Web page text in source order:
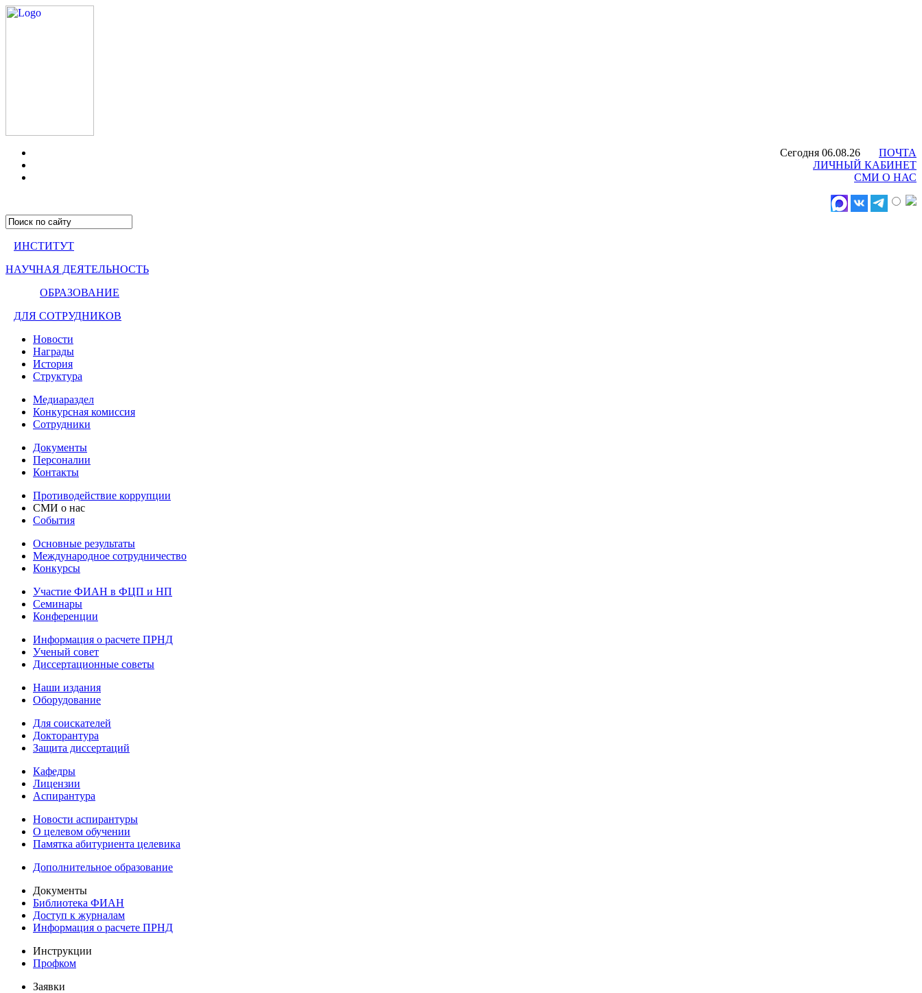
Сегодня 06.08.26
ПОЧТА
ЛИЧНЫЙ КАБИНЕТ
СМИ О НАС
ИНСТИТУТ
НАУЧНАЯ ДЕЯТЕЛЬНОСТЬ
ОБРАЗОВАНИЕ
ДЛЯ СОТРУДНИКОВ
Новости
Награды
История
Структура
Медиараздел
Конкурсная комиссия
Сотрудники
Документы
Персоналии
Контакты
Противодействие коррупции
СМИ о нас
События
Основные результаты
Международное сотрудничество
Конкурсы
Участие ФИАН в ФЦП и НП
Семинары
Конференции
Информация о расчете ПРНД
Ученый совет
Диссертационные советы
Наши издания
Оборудование
Для соискателей
Докторантура
Защита диссертаций
Кафедры
Лицензии
Аспирантура
Новости аспирантуры
О целевом обучении
Памятка абитуриента целевика
Дополнительное образование
Документы
Библиотека ФИАН
Доступ к журналам
Информация о расчете ПРНД
Инструкции
Профком
Заявки